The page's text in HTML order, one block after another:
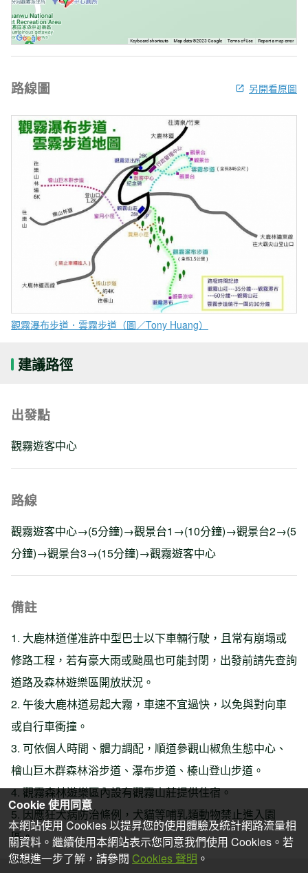
路線圖 另開看原圖
觀霧瀑布步道．雲霧步道（圖／Tony Huang）
建議路徑
出發點
觀霧遊客中心
路線
觀霧遊客中心→(5分鐘)→觀景台1→(10分鐘)→觀景台2→(5
分鐘)→觀景台3→(15分鐘)→觀霧遊客中心
備註
1. 大鹿林道僅准許中型巴士以下車輛行駛，且常有崩塌或
修路工程，若有豪大雨或颱風也可能封閉，出發前請先查詢
道路及森林遊樂區開放狀況。
2. 午後大鹿林道易起大霧，車速不宜過快，以免與對向車
或自行車衝撞。
3. 可依個人時間、體力調配，順道參觀山椒魚生態中心、
檜山巨木群森林浴步道、瀑布步道、榛山登山步道。
4. 觀霧森林遊樂區內設有觀霧山莊提供住宿。
5. 因應狂犬病防治條例，犬貓等哺乳類動物禁止進入園
區。
Cookie 使用同意
本網站使用 Cookies 以提昇您的使用體驗及統計網路流量相
關資料。繼續使用本網站表示您同意我們使用 Cookies。若
您想進一步了解，請參閱 Cookies 聲明 。